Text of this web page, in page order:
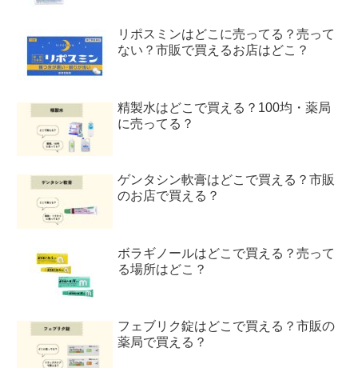
リポスミンはどこに売ってる？売って
ない？市販で買えるお店はどこ？
精製水はどこで買える？100均・薬局
に売ってる？
ゲンタシン軟膏はどこで買える？市販
のお店で買える？
ボラギノールはどこで買える？売って
る場所はどこ？
フェブリク錠はどこで買える？市販の
薬局で買える？